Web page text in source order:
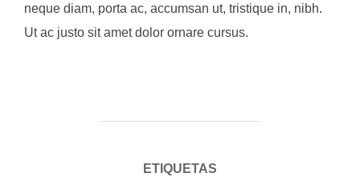
neque diam, porta ac, accumsan ut, tristique in, nibh.
Ut ac justo sit amet dolor ornare cursus.
ETIQUETAS